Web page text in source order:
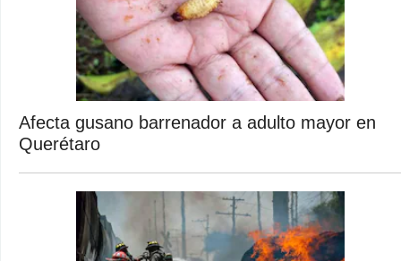
Afecta gusano barrenador a adulto mayor en
Querétaro